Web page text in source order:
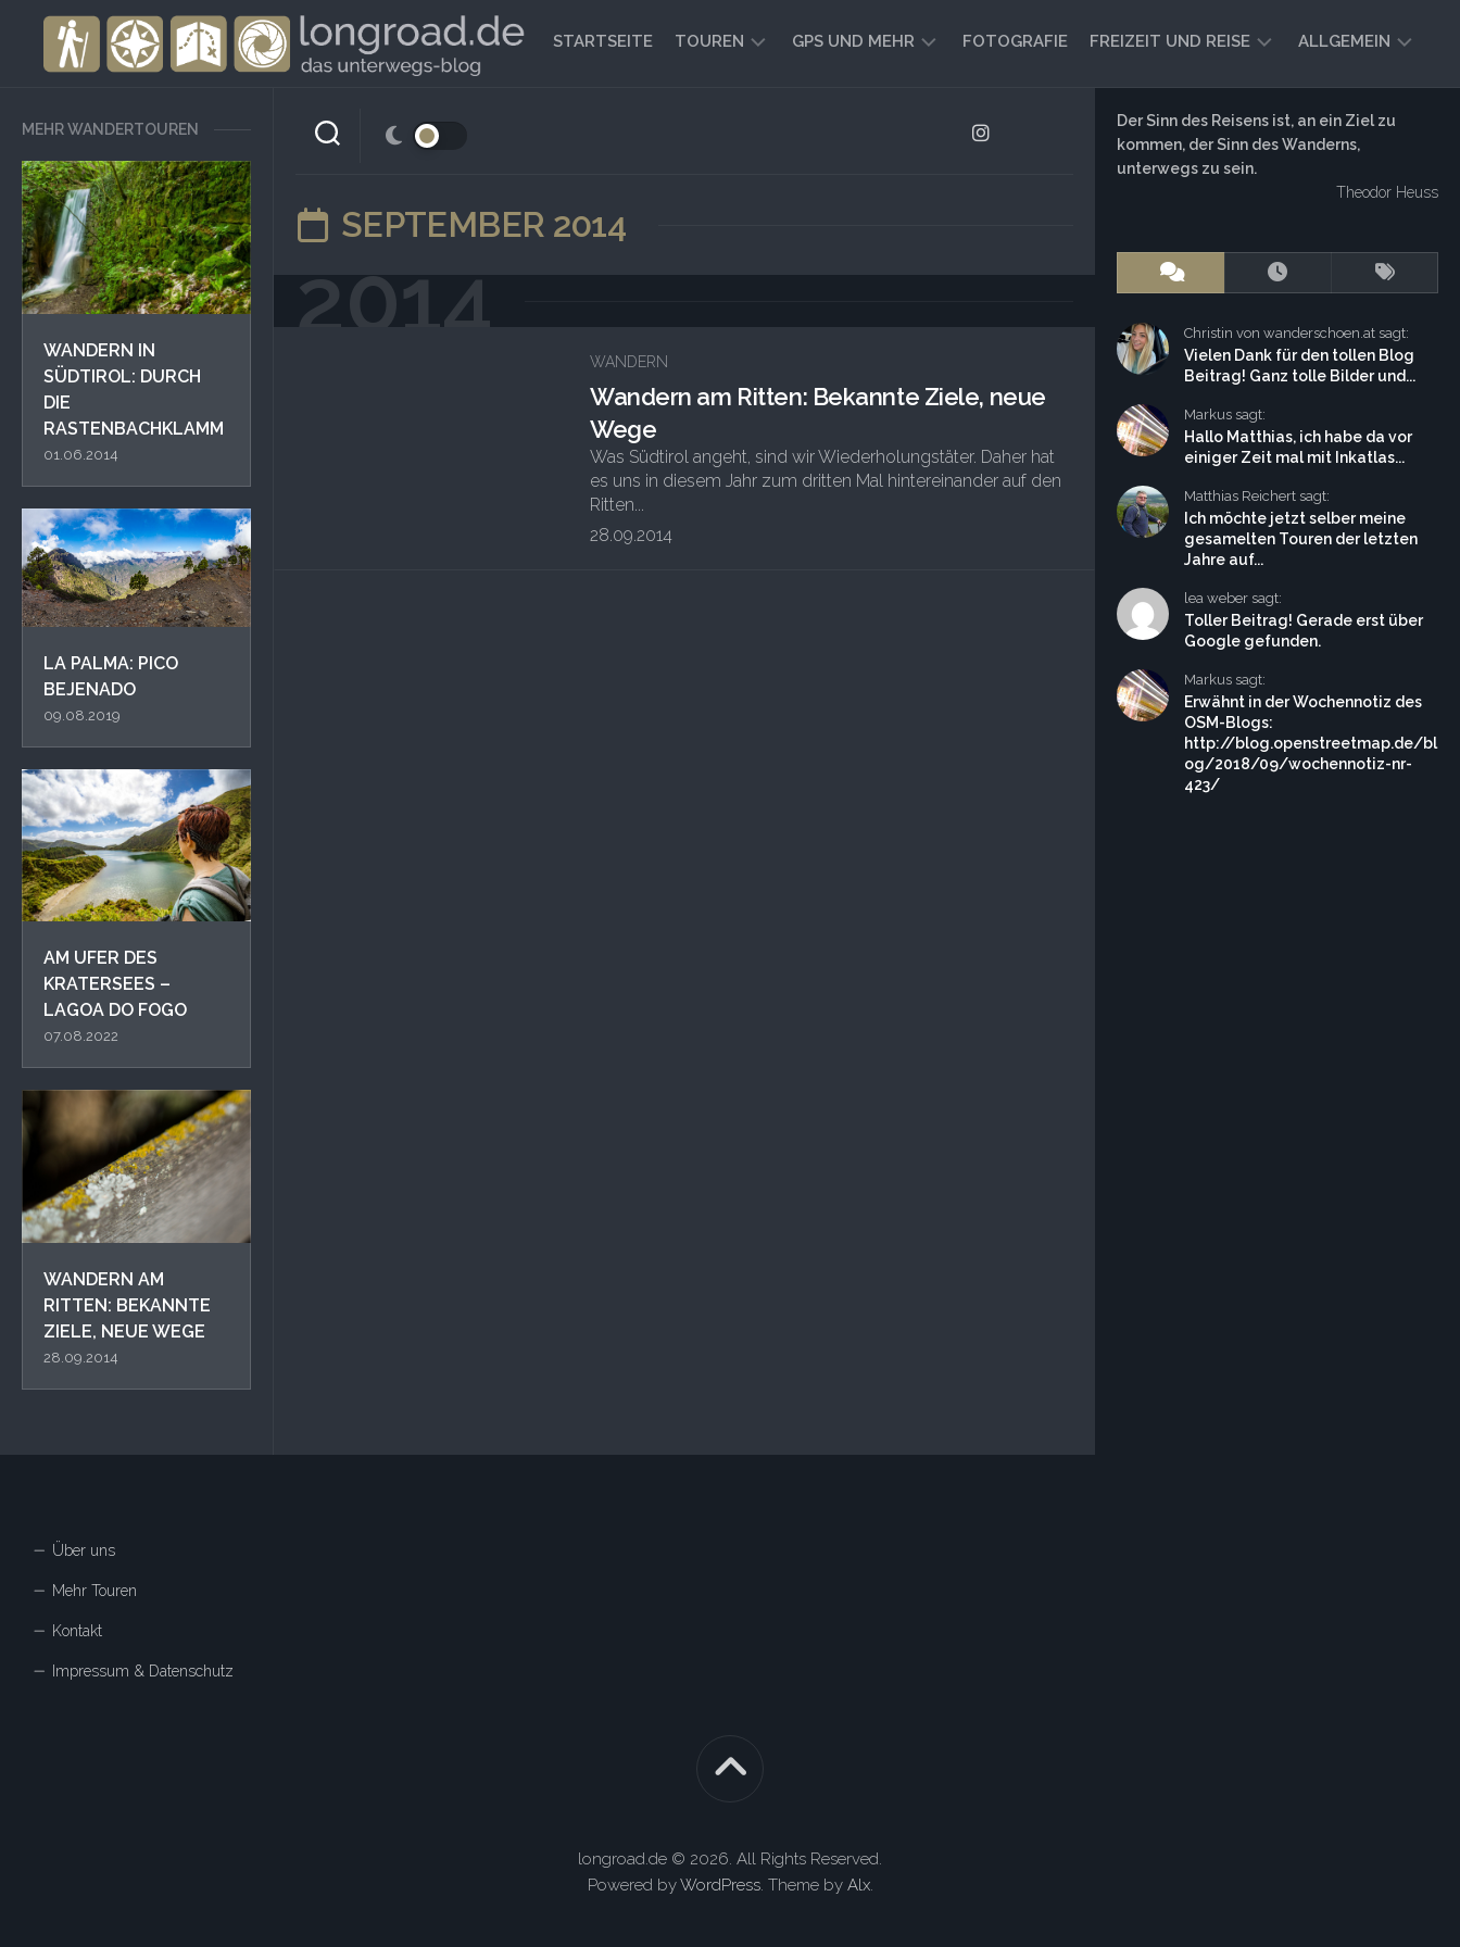
STARTSEITE TOUREN GPS UND MEHR FOTOGRAFIE FREIZEIT UND REISE
CAMPING
VANLIFE
FREIZEIT-
ALLGEMEIN
AKTUELL
AUSBLICK
MEHR WANDERTOUREN
WANDERN IN
SÜDTIROL: DURCH
DIE
RASTENBACHKLAMM
01.06.2014
LA PALMA: PICO
BEJENADO
09.08.2019
AM UFER DES
KRATERSEES –
LAGOA DO FOGO
07.08.2022
WANDERN AM
RITTEN: BEKANNTE
ZIELE, NEUE WEGE
28.09.2014
SEPTEMBER 2014
2014
WANDERN
Wandern am Ritten: Bekannte Ziele, neue
Wege
Was Südtirol angeht, sind wir Wiederholungstäter. Daher hat
es uns in diesem Jahr zum dritten Mal hintereinander auf den
Ritten...
28.09.2014
Der Sinn des Reisens ist, an ein Ziel zu
kommen, der Sinn des Wanderns,
unterwegs zu sein.
Theodor Heuss
Christin von wanderschoen.at sagt:
Vielen Dank für den tollen Blog
Beitrag! Ganz tolle Bilder und...
Markus sagt:
Hallo Matthias, ich habe da vor
einiger Zeit mal mit Inkatlas...
Matthias Reichert sagt:
Ich möchte jetzt selber meine
gesamelten Touren der letzten
Jahre auf...
lea weber sagt:
Toller Beitrag! Gerade erst über
Google gefunden.
Markus sagt:
Erwähnt in der Wochennotiz des
OSM-Blogs:
http://blog.openstreetmap.de/bl
og/2018/09/wochennotiz-nr-
423/
Über uns
Mehr Touren
Kontakt
Impressum & Datenschutz
longroad.de © 2026. All Rights Reserved.
Powered byWordPress. Theme by Alx.